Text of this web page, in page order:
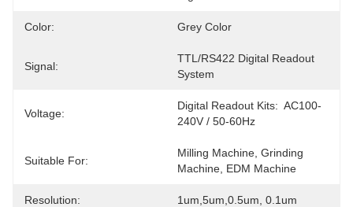
Color: Grey Color
Signal:
TTL/RS422 Digital Readout
System
Voltage:
Digital Readout Kits:  AC100-
240V / 50-60Hz
Suitable For:
Milling Machine, Grinding
Machine, EDM Machine
Resolution: 1um,5um,0.5um, 0.1um